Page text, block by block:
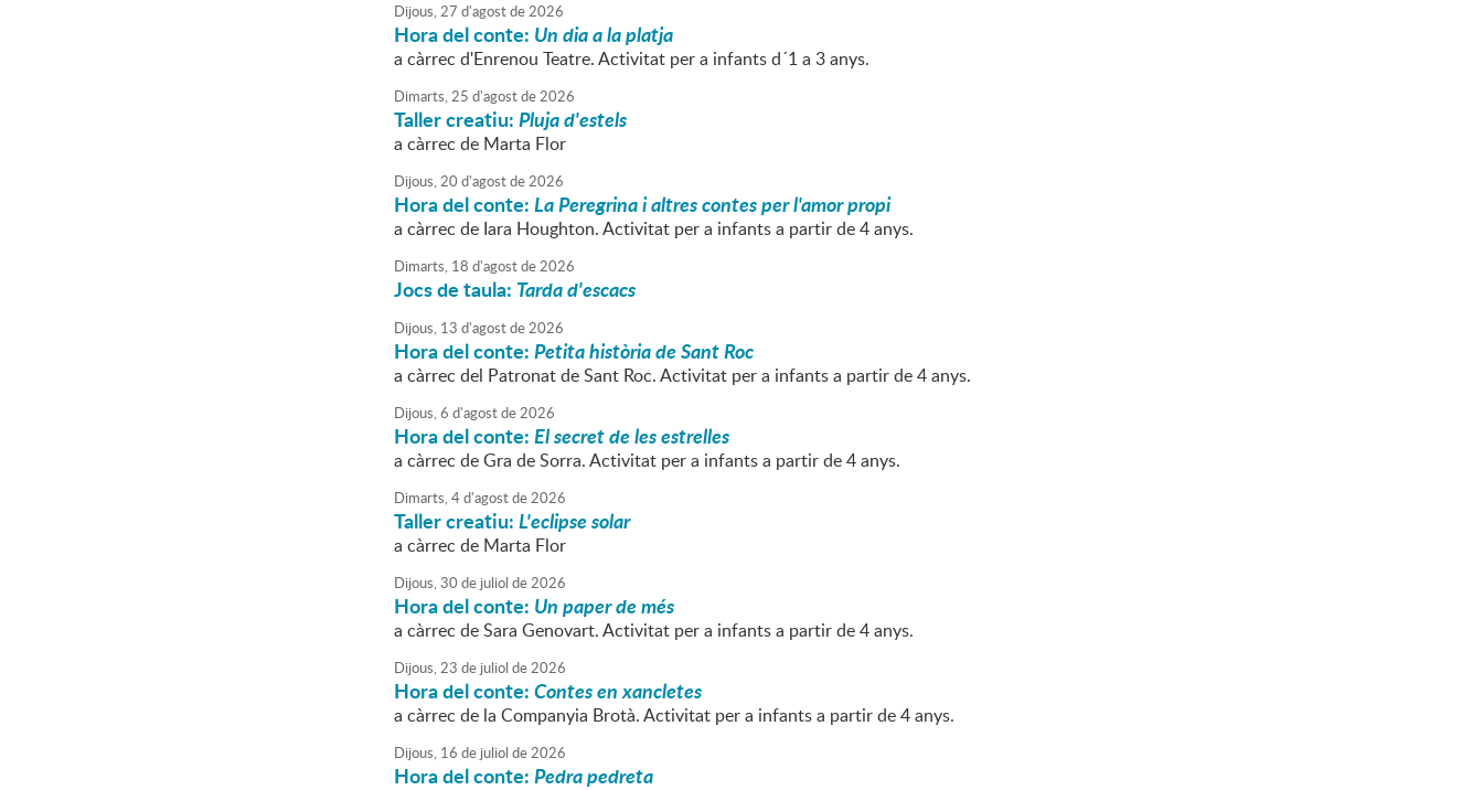
Dijous,27 d'agostde2026
Hora del conte: Un dia a la platja
a càrrec d'Enrenou Teatre. Activitat per a infants d´1 a 3 anys.
Dimarts,25 d'agostde2026
Taller creatiu:Pluja d'estels
a càrrec de Marta Flor
Dijous,20 d'agostde2026
Hora del conte:La Peregrina i altres contes per l'amor propi
a càrrec de Iara Houghton. Activitat per a infants a partir de 4 anys.
Dimarts, 18 d'agostde2026
Jocs de taula: Tarda d'escacs
Dijous, 13 d'agostde2026
Hora del conte:Petita història de Sant Roc
a càrrec del Patronat de Sant Roc. Activitat per a infants a partir de 4 anys.
Dijous,6 d'agostde2026
Hora del conte:El secret de les estrelles
a càrrec de Gra de Sorra. Activitat per a infants a partir de 4 anys.
Dimarts,4d'agostde2026
Taller creatiu:L'eclipse solar
a càrrec de Marta Flor
Dijous,30 de juliol de2026
Hora del conte: Un paper de més
a càrrec de Sara Genovart. Activitat per a infants a partir de 4 anys.
Dijous,23 de juliol de2026
Hora del conte:Contes en xancletes
a càrrec de la Companyia Brotà. Activitat per a infants a partir de 4 anys.
Dijous, 16 de juliol de2026
Hora del conte:Pedra pedreta